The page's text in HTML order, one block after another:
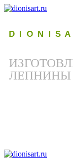
D I O N I S A
ЛЕПНИНЫ